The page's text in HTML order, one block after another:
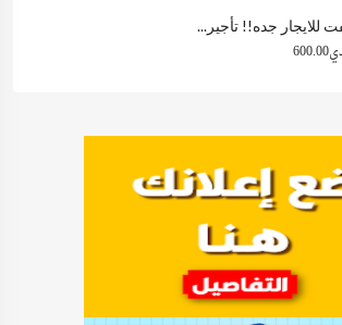
للايجار جده!! تأجير...